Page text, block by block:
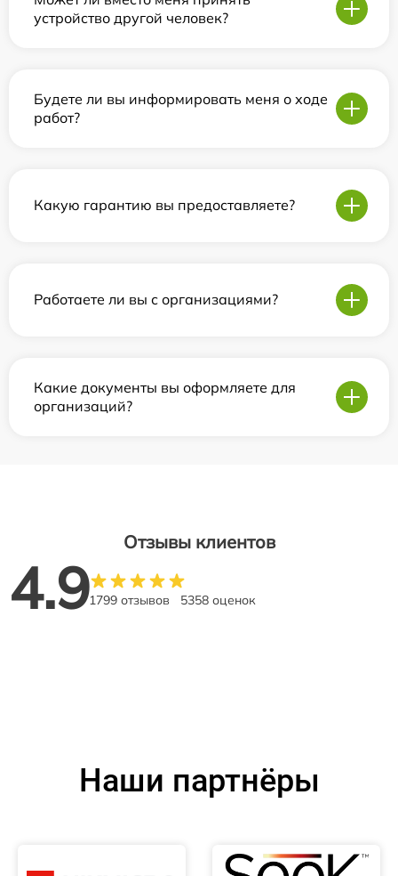
устройство другой человек?
Будете ли вы информировать меня о ходе
работ?
Какую гарантию вы предоставляете?
Работаете ли вы с организациями?
Какие документы вы оформляете для
организаций?
Отзывы клиентов
4.91799 отзывов 5358 оценок
Наши партнёры